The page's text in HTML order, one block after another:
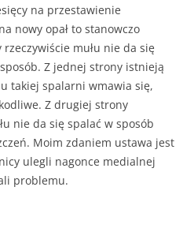
na przestawienie
nowy opał to stanowczo
rzeczywiście mułu nie da się
Z jednej strony istnieją
takiej spalarni wmawia się,
Z drugiej strony
nie da się spalać w sposób
Moim zdaniem ustawa jest
ulegli nagonce medialnej
problemu.